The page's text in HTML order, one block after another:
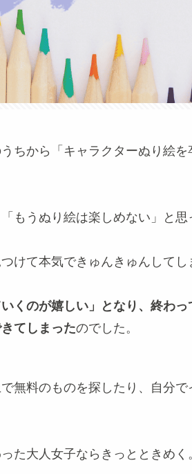
ちから「キャラクターぬり絵を
もうぬり絵は楽しめない」と思
けて本気できゅんきゅんしてし
くのが嬉しい」となり、終わ
てしまったのでした。
無料のものを探したり、自分
た大人女子ならきっとときめく